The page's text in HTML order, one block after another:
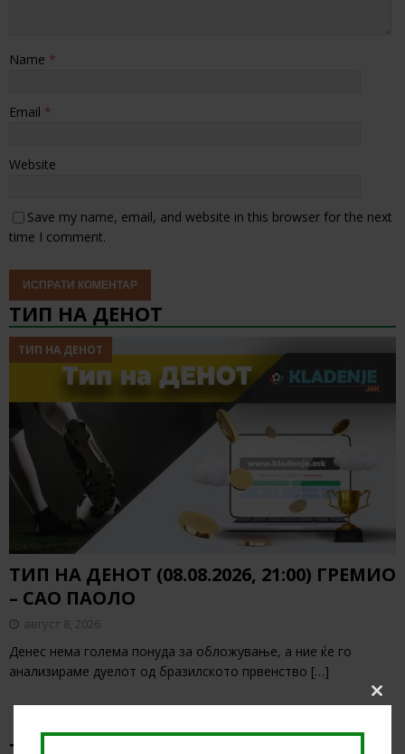
Name *
Email *
Website
Save my name, email, and website in this browser for the next
time I comment.
ТИП НА ДЕНОТ
ТИП НА ДЕНОТ
ТИП НА ДЕНОТ (08.08.2026, 21:00) ГРЕМИО
– САО ПАОЛО
август 8, 2026
Денес нема голема понуда за обложување, а ние ќе го
анализираме дуелот од бразилското првенство […]
Close